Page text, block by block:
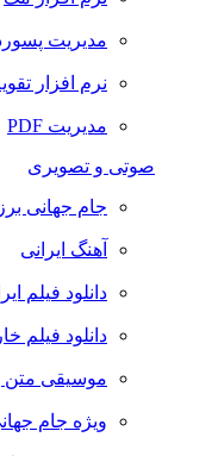
مدیریت
نرم افزار
مدیریت PDF
صوتی و تصویری
جام جهانی برزیل
آهنگ ایرانی
دانلود فیلم
دانلود فیلم
موسیقی متن
ویژه جام جهانی 2018